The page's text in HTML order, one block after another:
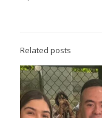
Related posts